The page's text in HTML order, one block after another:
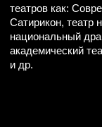
АНАСТАСИЯ ЕРЕМЕЕВА